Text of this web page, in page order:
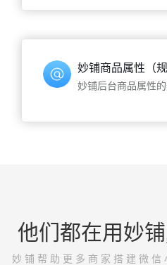
妙铺后台商品属性
他们都在用妙
妙铺帮助更多商家搭建微